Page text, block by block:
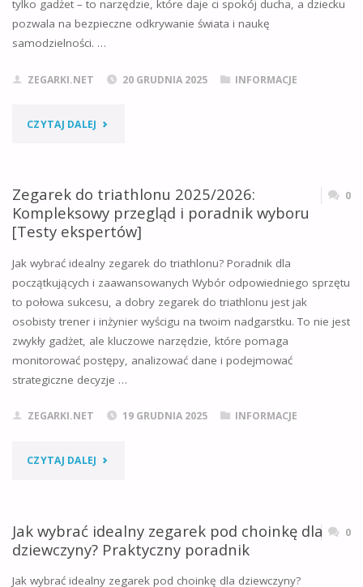
[2025]"
tylko gadżet – to narzędzie, które daje ci spokój ducha, a dziecku
pozwala na bezpieczne odkrywanie świata i naukę
samodzielności. …
ZEGARKI.NET 20 GRUDNIA 2025 INFORMACJE
CZYTAJ DALEJ "JAKI
DLA
DZIECKA
GPS
WYBRAĆ?
KOMPLETNY
PORADNIK
ORAZ
Zegarek do triathlonu 2025/2026:
Kompleksowy przegląd i poradnik wyboru
[Testy ekspertów]
0
Jak wybrać idealny zegarek do triathlonu? Poradnik dla
początkujących i zaawansowanych Wybór odpowiedniego sprzętu
to połowa sukcesu, a dobry zegarek do triathlonu jest jak
osobisty trener i inżynier wyścigu na twoim nadgarstku. To nie jest
zwykły gadżet, ale kluczowe narzędzie, które pomaga
monitorować postępy, analizować dane i podejmować
strategiczne decyzje …
ZEGARKI.NET 19 GRUDNIA 2025 INFORMACJE
CZYTAJ DALEJ "ZEGAREK
TRIATHLONU
2025/2026:
Jak wybrać idealny zegarek pod choinkę dla
dziewczyny? Praktyczny poradnik
0
Jak wybrać idealny zegarek pod choinkę dla dziewczyny?